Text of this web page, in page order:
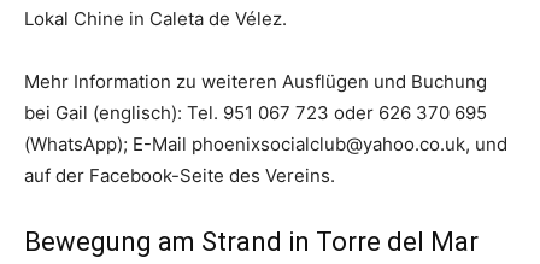
Lokal Chine in Caleta de Vélez.
Mehr Information zu weiteren Ausflügen und Buchung
bei Gail (englisch): Tel. 951 067 723 oder 626 370 695
(WhatsApp); E-Mail phoenixsocialclub@yahoo.co.uk, und
auf der Facebook-Seite des Vereins.
Bewegung am Strand in Torre del Mar